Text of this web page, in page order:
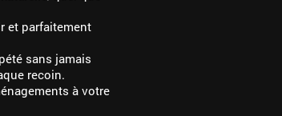
et parfaitement
sans jamais
recoin.
à votre